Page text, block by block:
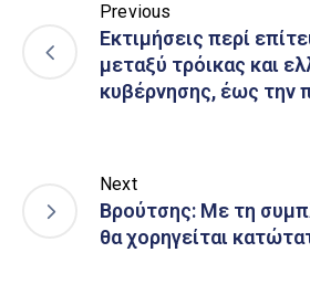
Previous
Εκτιμήσεις περί
μεταξύ τρόικας και
κυβέρνησης, έως την
Next
Βρούτσης: Με τη
θα χορηγείται